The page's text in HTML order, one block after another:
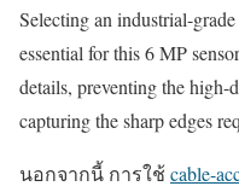
Selecting an industrial-grade
essential for this 6 MP
details, preventing the
capturing the sharp edges
นอกจากนี้ การใช้cable-